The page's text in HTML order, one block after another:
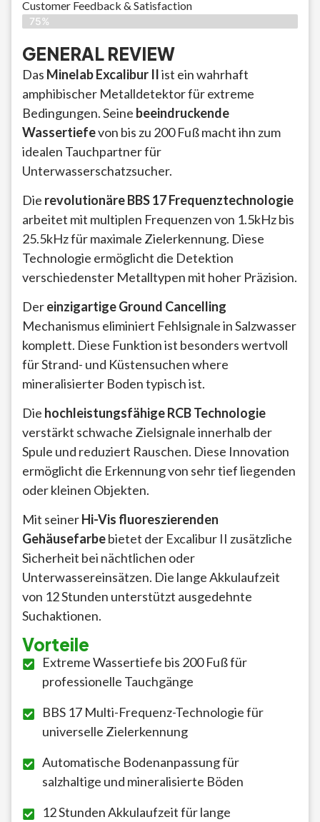
Customer Feedback & Satisfaction​
75%
GENERAL REVIEW
Das Minelab Excalibur IIist ein wahrhaft
amphibischer Metalldetektor für extreme
Bedingungen. Seine beeindruckende
Wassertiefevon bis zu 200 Fuß macht ihn zum
idealen Tauchpartner für
Unterwasserschatzsucher.
Die revolutionäre BBS 17 Frequenztechnologie
arbeitet mit multiplen Frequenzen von 1.5kHz bis
25.5kHz für maximale Zielerkennung. Diese
Technologie ermöglicht die Detektion
verschiedenster Metalltypen mit hoher Präzision.
Dereinzigartige Ground Cancelling
Mechanismus eliminiert Fehlsignale in Salzwasser
komplett. Diese Funktion ist besonders wertvoll
für Strand- und Küstensuchen where
mineralisierter Boden typisch ist.
Die hochleistungsfähige RCB Technologie
verstärkt schwache Zielsignale innerhalb der
Spule und reduziert Rauschen. Diese Innovation
ermöglicht die Erkennung von sehr tief liegenden
oder kleinen Objekten.
Mit seinerHi-Vis fluoreszierenden
Gehäusefarbebietet der Excalibur II zusätzliche
Sicherheit bei nächtlichen oder
Unterwassereinsätzen. Die lange Akkulaufzeit
von 12 Stunden unterstützt ausgedehnte
Suchaktionen.
Vorteile
Extreme Wassertiefe bis 200 Fuß für
professionelle Tauchgänge
BBS 17 Multi-Frequenz-Technologie für
universelle Zielerkennung
Automatische Bodenanpassung für
salzhaltige und mineralisierte Böden
12 Stunden Akkulaufzeit für lange